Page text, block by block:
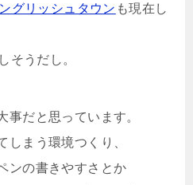
グリッシュタウン も現在し
そうだし。
事だと思っています。
しまう環境つくり、
ンの書きやすさとか